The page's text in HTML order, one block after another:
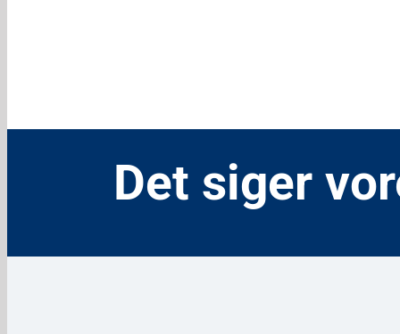
Det siger